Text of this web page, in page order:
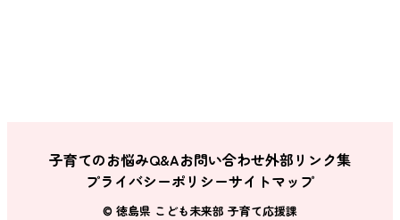
子育てのお悩みQ&Aお問い合わせ外部リンク集
プライバシーポリシーサイトマップ
© 徳島県 こども未来部 子育て応援課